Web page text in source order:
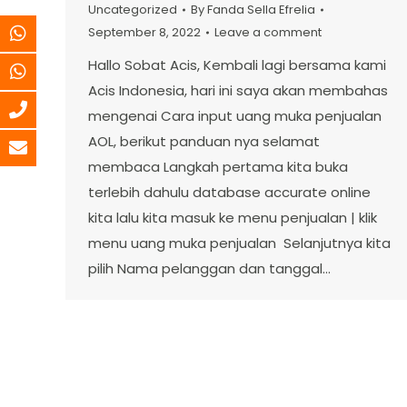
Uncategorized ByFanda Sella Efrelia
September 8, 2022
Leave a comment
Hallo Sobat Acis, Kembali lagi bersama kami
Acis Indonesia, hari ini saya akan membahas
mengenai Cara input uang muka penjualan
AOL, berikut panduan nya selamat
membaca Langkah pertama kita buka
terlebih dahulu database accurate online
kita lalu kita masuk ke menu penjualan | klik
menu uang muka penjualan Selanjutnya kita
pilih Nama pelanggan dan tanggal…